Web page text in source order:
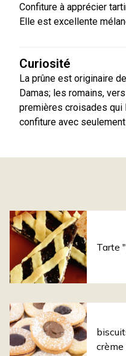
Confiture à apprécier
Elle est excellente
Curiosité
La prûne est originaire
Damas; les romains,
premières croisades qui
confiture avec
Tarte
crème